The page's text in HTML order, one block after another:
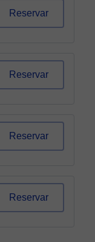
Reservar
Reservar
Reservar
Reservar